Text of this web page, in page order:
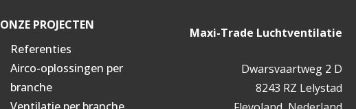
ONZE PROJECTEN
Referenties
Airco-oplossingen per
branche
Maxi-Trade Luchtventilatie
Dwarsvaartweg 2 D
8243 RZ Lelystad